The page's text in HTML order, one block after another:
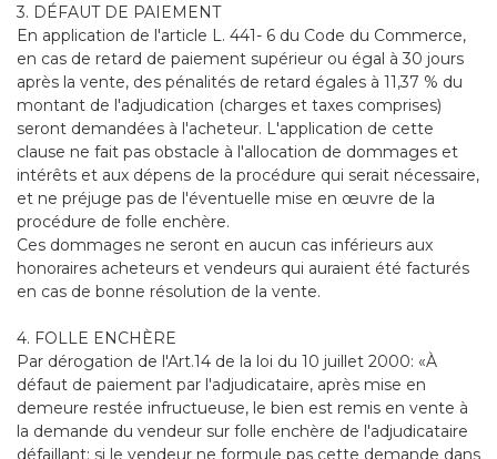
3. DÉFAUT DE PAIEMENT
En application de l'article L. 441- 6 du Code du Commerce,
en cas de retard de paiement supérieur ou égal à 30 jours
après la vente, des pénalités de retard égales à 11,37 % du
montant de l'adjudication (charges et taxes comprises)
seront demandées à l'acheteur. L'application de cette
clause ne fait pas obstacle à l'allocation de dommages et
intérêts et aux dépens de la procédure qui serait nécessaire,
et ne préjuge pas de l'éventuelle mise en œuvre de la
procédure de folle enchère.
Ces dommages ne seront en aucun cas inférieurs aux
honoraires acheteurs et vendeurs qui auraient été facturés
en cas de bonne résolution de la vente.
4. FOLLE ENCHÈRE
Par dérogation de l'Art.14 de la loi du 10 juillet 2000: «À
défaut de paiement par l'adjudicataire, après mise en
demeure restée infructueuse, le bien est remis en vente à
la demande du vendeur sur folle enchère de l'adjudicataire
défaillant; si le vendeur ne formule pas cette demande dans